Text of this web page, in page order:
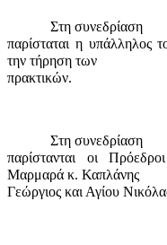
Στη συνεδρίαση
παρίσταται η υπάλληλος
την τήρηση των
πρακτικών.
Στη συνεδρίαση
παρίστανται οι
Μαρμαρά κ. Καπλάνης
Γεώργιος και Αγίου